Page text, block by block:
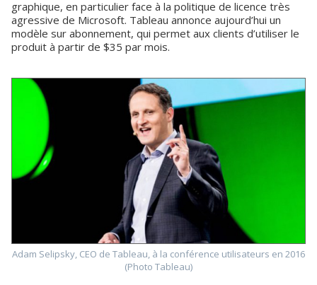
graphique, en particulier face à la politique de licence très
agressive de Microsoft. Tableau annonce aujourd’hui un
modèle sur abonnement, qui permet aux clients d’utiliser le
produit à partir de $35 par mois.
Adam Selipsky, CEO de Tableau, à la conférence utilisateurs en 2016
(Photo Tableau)